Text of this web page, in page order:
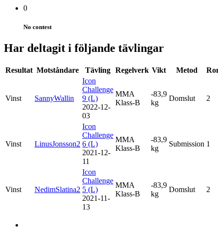
0
No contest
Har deltagit i följande tävlingar
Resultat Motståndare Tävling Regelverk Vikt Metod
Vinst SannyWallin
Icon
Challenge
9 (L)
2022-12-
03
MMA
Klass-B
-83,9
kg
Domslut 2
Vinst LinusJonsson2
Icon
Challenge
6 (L)
2021-12-
11
MMA
Klass-B
-83,9
kg
Submission 1
Vinst NedimSlatina2
Icon
Challenge
5 (L)
2021-11-
13
MMA
Klass-B
-83,9
kg
Domslut 2